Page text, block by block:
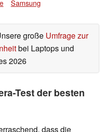
Samsung
große Umfrage zur
bei Laptops und
2026
Test der besten
dass die